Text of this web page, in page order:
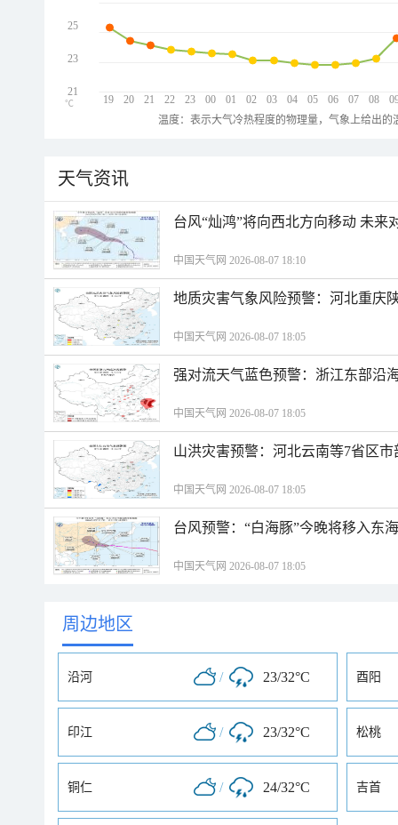
19 20 21 22 23 00 01 02 03 04 05 06 07 08
25
23
21
℃
温度：表示大气冷热程度的物理量，气象上给出
天气资讯
台风“灿鸿”将向西北方向移动 未来
中国天气网 2026-08-07 18:10
地质灾害气象风险预警：河北重庆
中国天气网 2026-08-07 18:05
强对流天气蓝色预警：浙江东部沿
中国天气网 2026-08-07 18:05
山洪灾害预警：河北云南等7省区
中国天气网 2026-08-07 18:05
台风预警：“白海豚”今晚将移入东
中国天气网 2026-08-07 18:05
周边地区
沿河 / 23/32°C 酉阳
印江 / 23/32°C 松桃
铜仁 / 24/32°C 吉首